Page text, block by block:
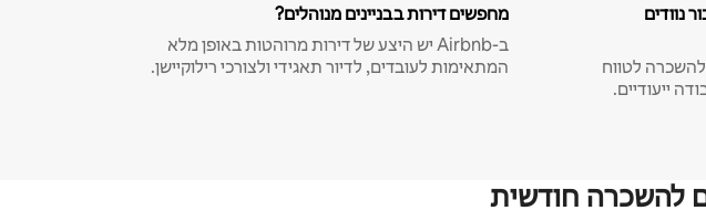
נוודים
לטווח
מחפשים דירות בבניינים מנוהלים?
ב-Airbnb יש היצע של דירות מרוהטות באופן מלא
המתאימות לעובדים, לדיור תאגידי ולצורכי רילוקיישן.
להשכרה חודשית